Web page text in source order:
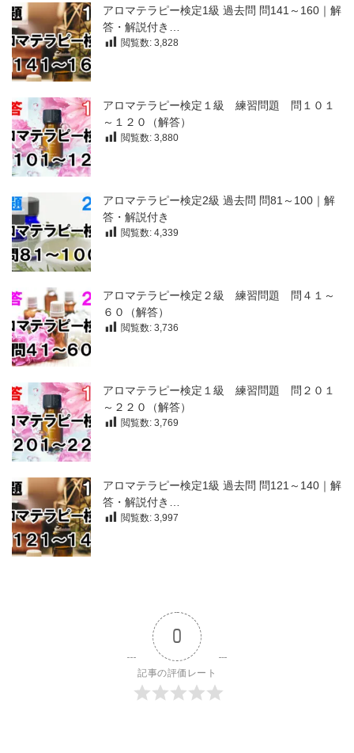
アロマテラピー検定1級 過去問 問141～160｜解
答・解説付き…
閲覧数: 3,828
アロマテラピー検定１級 練習問題 問１０１
～１２０（解答）
閲覧数: 3,880
アロマテラピー検定2級 過去問 問81～100｜解
答・解説付き
閲覧数: 4,339
アロマテラピー検定２級 練習問題 問４１～
６０（解答）
閲覧数: 3,736
アロマテラピー検定１級 練習問題 問２０１
～２２０（解答）
閲覧数: 3,769
アロマテラピー検定1級 過去問 問121～140｜解
答・解説付き…
閲覧数: 3,997
0
記事の評価レート